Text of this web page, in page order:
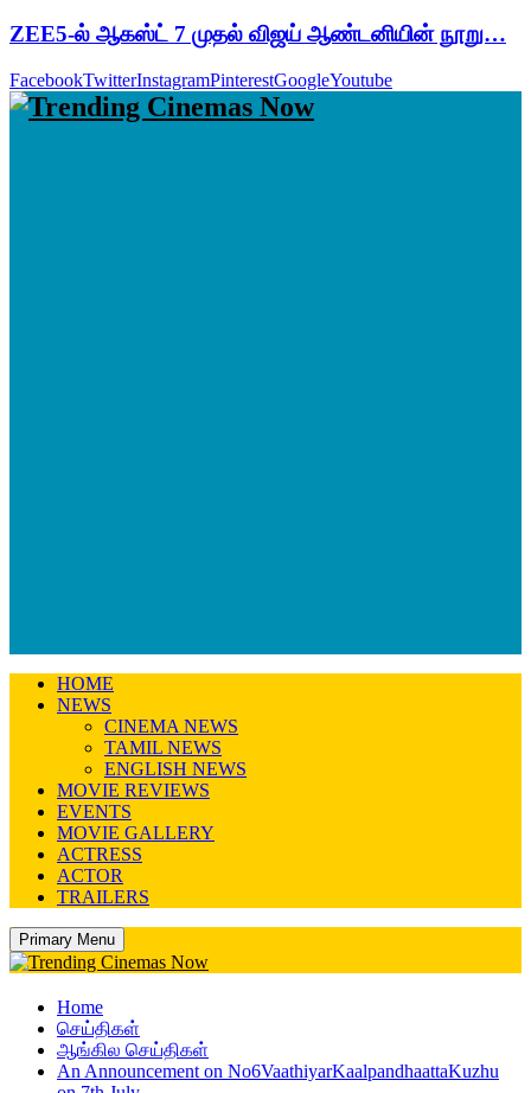
ZEE5-ல் ஆகஸ்ட் 7 முதல் விஜய் ஆண்டனியின் நூறு…
FacebookTwitterInstagramPinterestGoogleYoutube
HOME
NEWS
CINEMA NEWS
TAMIL NEWS
ENGLISH NEWS
MOVIE REVIEWS
EVENTS
MOVIE GALLERY
ACTRESS
ACTOR
TRAILERS
Primary Menu
Home
செய்திகள்
ஆங்கில செய்திகள்
An Announcement on No6VaathiyarKaalpandhaattaKuzhu